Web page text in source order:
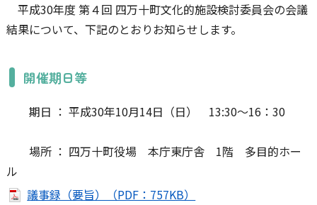
平成30年度 第４回 四万十町文化的施設検討委員会の会議
結果について、下記のとおりお知らせします。
開催期日等
期日 ： 平成30年10月14日（日） 13:30～16：30
場所 ： 四万十町役場 本庁東庁舎 1階 多目的ホー
ル
議事録（要旨）（PDF：757KB）